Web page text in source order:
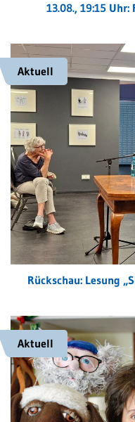
13.08., 19:15 Uhr:
Aktuell
Rückschau: Lesung
Aktuell